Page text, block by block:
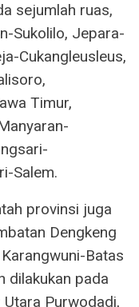
sejumlah ruas,
Sukolilo, Jepara-
Cukangleusleus,
Timur,
Salem.
provinsi juga
Dengkeng
Batas
dilakukan pada
Purwodadi,